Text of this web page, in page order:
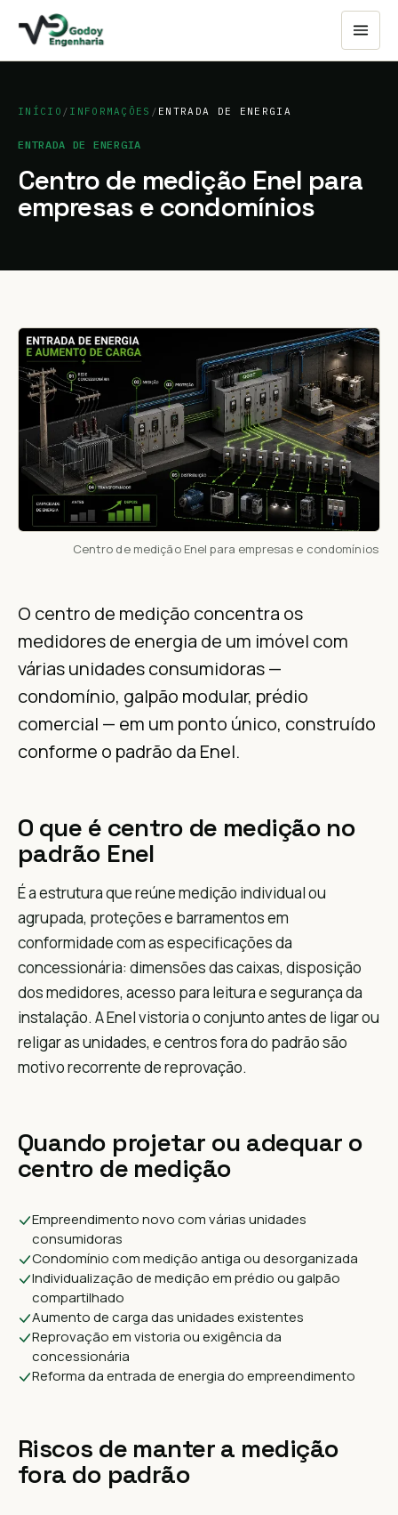
INÍCIO / INFORMAÇÕES / ENTRADA DE ENERGIA
ENTRADA DE ENERGIA
Centro de medição Enel para
empresas e condomínios
Centro de medição Enel para empresas e condomínios
O centro de medição concentra os
medidores de energia de um imóvel com
várias unidades consumidoras —
condomínio, galpão modular, prédio
comercial — em um ponto único, construído
conforme o padrão da Enel.
O que é centro de medição no
padrão Enel
É a estrutura que reúne medição individual ou
agrupada, proteções e barramentos em
conformidade com as especificações da
concessionária: dimensões das caixas, disposição
dos medidores, acesso para leitura e segurança da
instalação. A Enel vistoria o conjunto antes de ligar ou
religar as unidades, e centros fora do padrão são
motivo recorrente de reprovação.
Quando projetar ou adequar o
centro de medição
Empreendimento novo com várias unidades
consumidoras
Condomínio com medição antiga ou desorganizada
Individualização de medição em prédio ou galpão
compartilhado
Aumento de carga das unidades existentes
Reprovação em vistoria ou exigência da
concessionária
Reforma da entrada de energia do empreendimento
Riscos de manter a medição
fora do padrão